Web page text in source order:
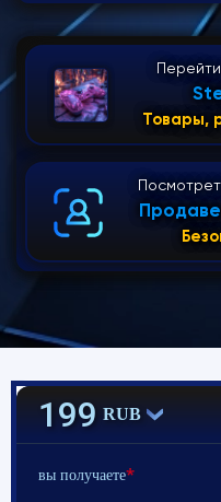
Товары,
199 RUB
вы получаете*